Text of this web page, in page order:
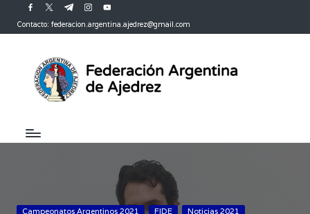
Saltar
contenido
facebook.com
twitter.com
t.me instagram.com
youtube.com
Contacto: federacion.argentina.ajedrez@gmail.com
Publicada
Campeonatos Argentinos 2021 FIDE
Noticias 2021